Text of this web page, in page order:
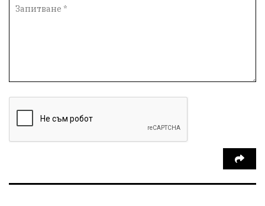
Настаняване Справедливост Реклама
Райско място
С грижа за околната среда кауза Средно село